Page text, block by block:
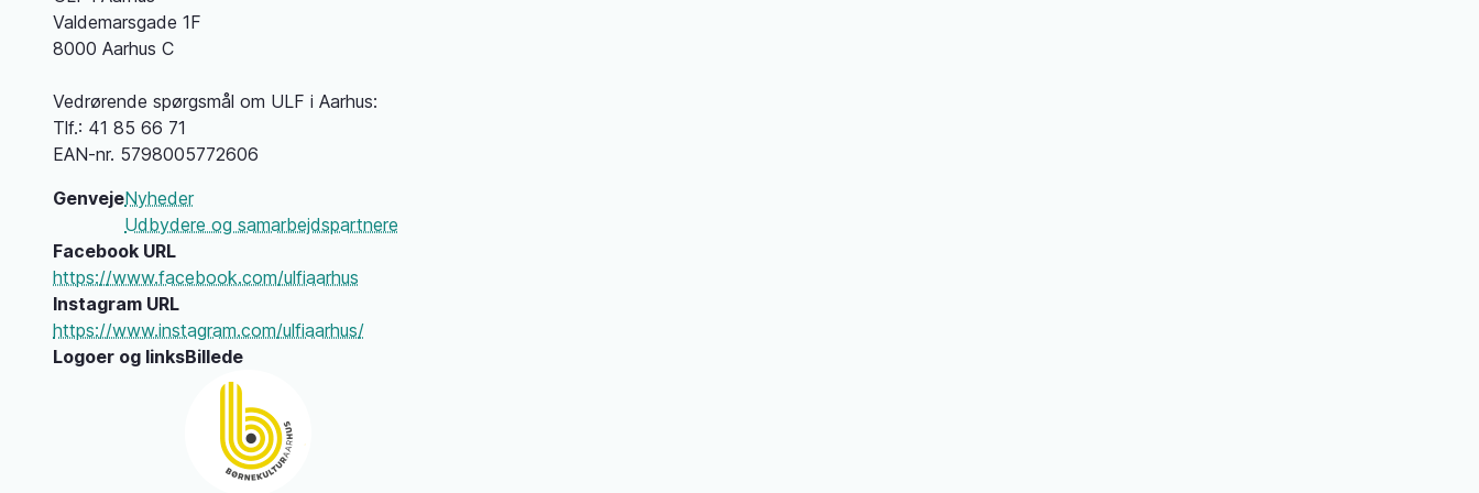
Valdemarsgade 1F
8000 Aarhus C
Vedrørende spørgsmål om ULF i Aarhus:
Tlf.: 41 85 66 71
EAN-nr. 5798005772606
GenvejeNyheder
Udbydere og samarbejdspartnere
Facebook URL
https://www.facebook.com/ulfiaarhus
Instagram URL
https://www.instagram.com/ulfiaarhus/
Logoer og linksBillede